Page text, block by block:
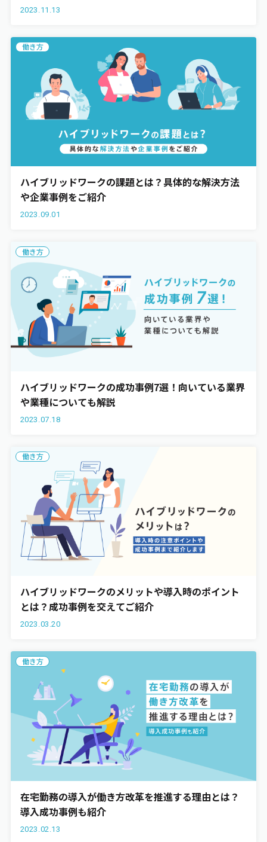
2023.11.13
働き方
ハイブリッドワークの課題とは？具体的な解決方法
や企業事例をご紹介
2023.09.01
働き方
ハイブリッドワークの成功事例7選！向いている業界
や業種についても解説
2023.07.18
働き方
ハイブリッドワークのメリットや導入時のポイント
とは？成功事例を交えてご紹介
2023.03.20
働き方
在宅勤務の導入が働き方改革を推進する理由とは？
導入成功事例も紹介
2023.02.13